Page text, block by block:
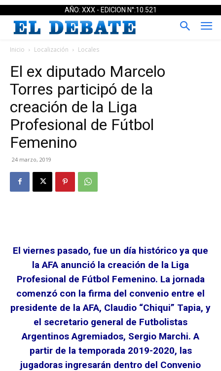
AÑO: XXX - EDICION N°:10.521
Inicio Localización Locales
El ex diputado Marcelo
Torres participó de la
creación de la Liga
Profesional de Fútbol
Femenino
24 marzo, 2019
El viernes pasado, fue un día histórico ya que
la AFA anunció la creación de la Liga
Profesional de Fútbol Femenino. La jornada
comenzó con la firma del convenio entre el
presidente de la AFA, Claudio “Chiqui” Tapia, y
el secretario general de Futbolistas
Argentinos Agremiados, Sergio Marchi. A
partir de la temporada 2019-2020, las
jugadoras ingresarán dentro del Convenio